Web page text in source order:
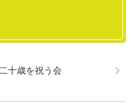
十歳を祝う会